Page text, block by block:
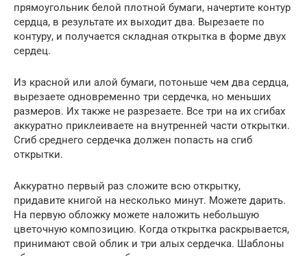
прямоугольник белой плотной бумаги, начертите контур
сердца, в результате их выходит два. Вырезаете по
контуру, и получается складная открытка в форме двух
сердец.
Из красной или алой бумаги, потоньше чем два сердца,
вырезаете одновременно три сердечка, но меньших
размеров. Их также не разрезаете. Все три на их сгибах
аккуратно приклеиваете на внутренней части открытки.
Сгиб среднего сердечка должен попасть на сгиб
открытки.
Аккуратно первый раз сложите всю открытку,
придавите книгой на несколько минут. Можете дарить.
На первую обложку можете наложить небольшую
цветочную композицию. Когда открытка раскрывается,
принимают свой облик и три алых сердечка. Шаблоны